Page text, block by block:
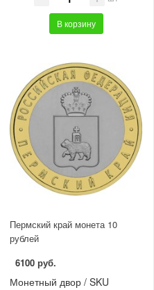
В корзину
Пермский край монета 10
рублей
6100 руб.
Монетный двор / SKU